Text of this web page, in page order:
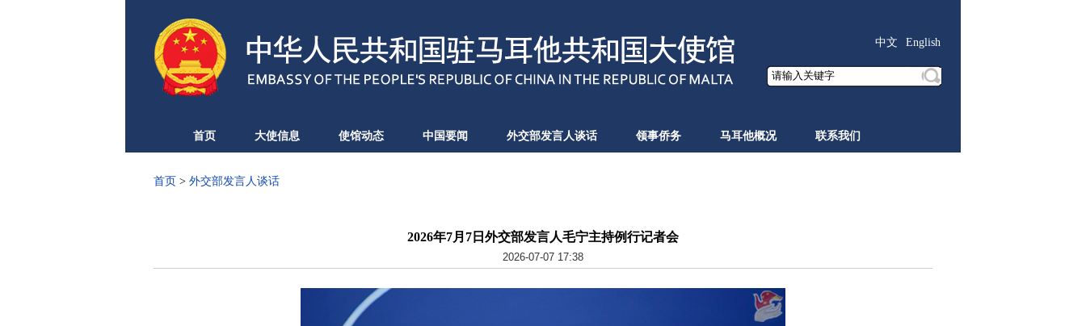
English
中文
首页 大使信息 使馆动态 中国要闻 外交部发言人谈话 领事侨务 马耳他概况 联系我们
首页 > 外交部发言人谈话
2026年7月7日外交部发言人毛宁主持例行记者会
2026-07-07 17:38